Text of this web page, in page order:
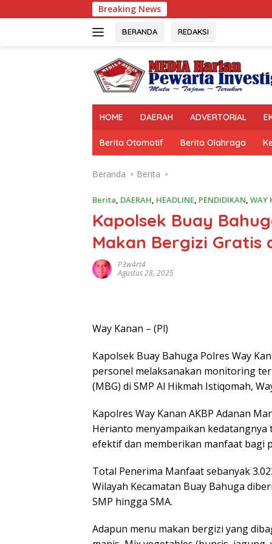
ke
Breaking News
BERANDA REDAKSI
HOME DAERAH ADVERTORIAL
Berita Otomotif Berita Olahraga
Beranda Berita
Berita, DAERAH, HEADLINE, PENDIDIKAN, WAY
Kapolsek Buay
Makan Bergizi Gratis
P3w4rt4
Agustus 28, 2025
Way Kanan – (Pl)
Kapolsek Buay Bahuga Polres Way
personel melaksanakan monitoring
(MBG) di SMP Al Hikmah Istiqomah,
Kapolres Way Kanan AKBP Adanan
Herianto menyampaikan
efektif dan memberikan manfaat bagi
Total Penerima Manfaat sebanyak
Wilayah Kecamatan Buay Bahuga
SMP hingga SMA.
Adapun menu makan bergizi yang